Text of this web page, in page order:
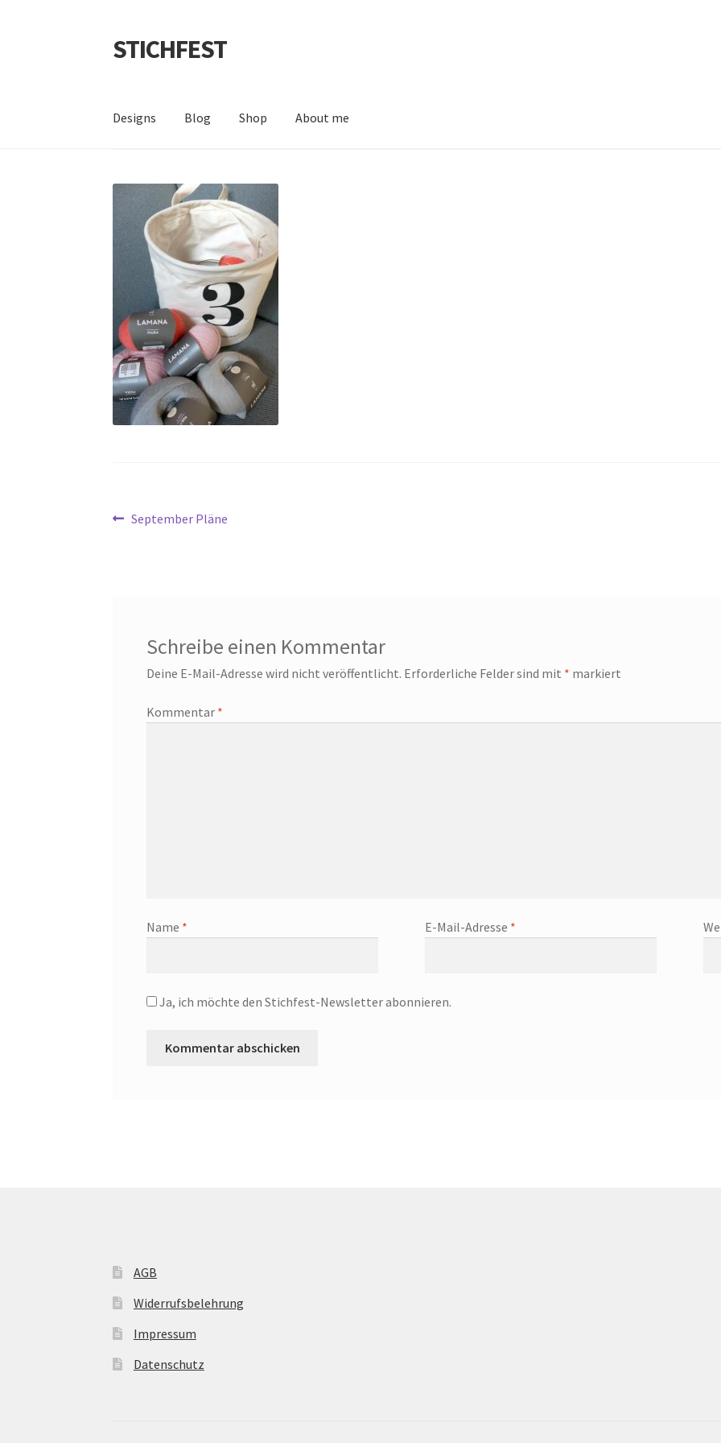
Zur
Navigation
Zum
Inhalt
STICHFEST
Designs Blog Shop About me
Beitragsnavigation
Vorheriger
September Pläne
Schreibe einen Kommentar
Deine E-Mail-Adresse wird nicht veröffentlicht. Erforderliche Felder sind mit * markiert
Kommentar *
Name * E-Mail-Adresse *
Ja, ich möchte den Stichfest-Newsletter abonnieren.
AGB
Widerrufsbelehrung
Impressum
Datenschutz